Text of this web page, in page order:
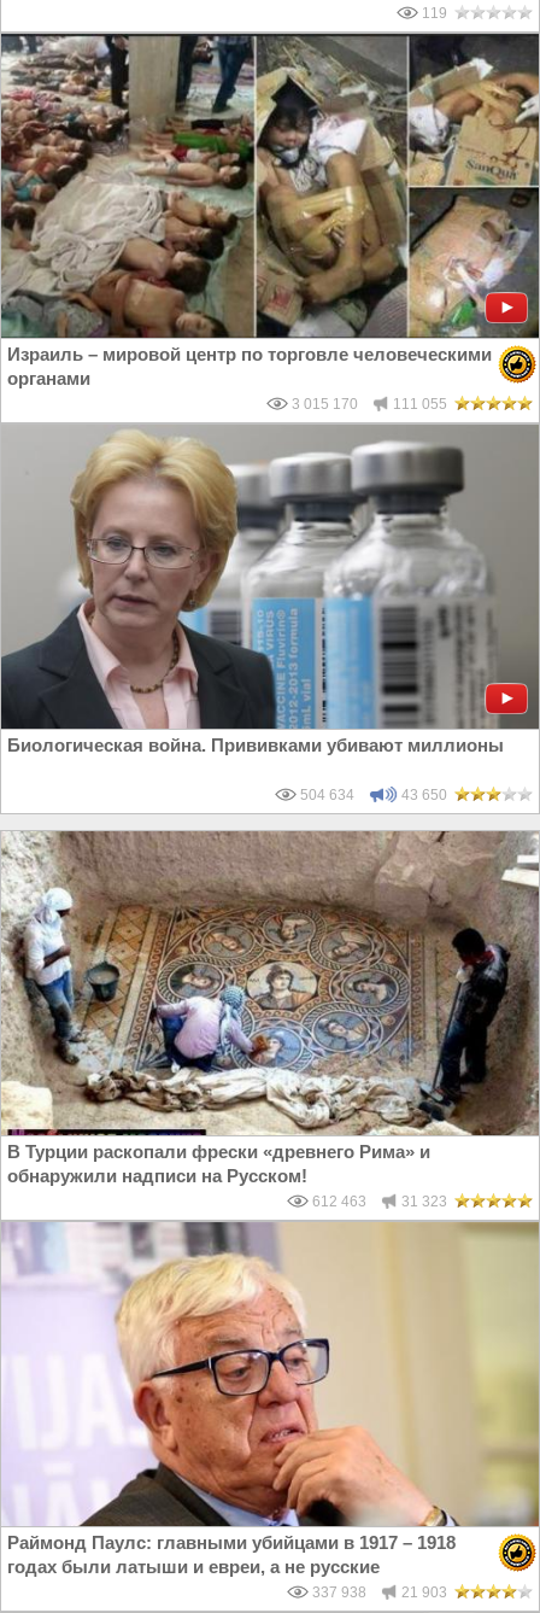
119
Израиль – мировой центр по торговле человеческими
органами
3 015 170 111 055
Биологическая война. Прививками убивают миллионы
504 634 43 650
В Турции раскопали фрески «древнего Рима» и
обнаружили надписи на Русском!
612 463 31 323
Раймонд Паулс: главными убийцами в 1917 – 1918
годах были латыши и евреи, а не русские
337 938 21 903